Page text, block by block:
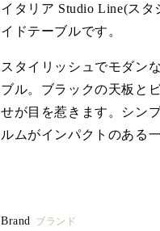
イタリア Studio Line(ス
イドテーブルです。
スタイリッシュでモダン
ブル。ブラックの天板と
せが目を惹きます。シン
ルムがインパクトのある
Brand ブランド